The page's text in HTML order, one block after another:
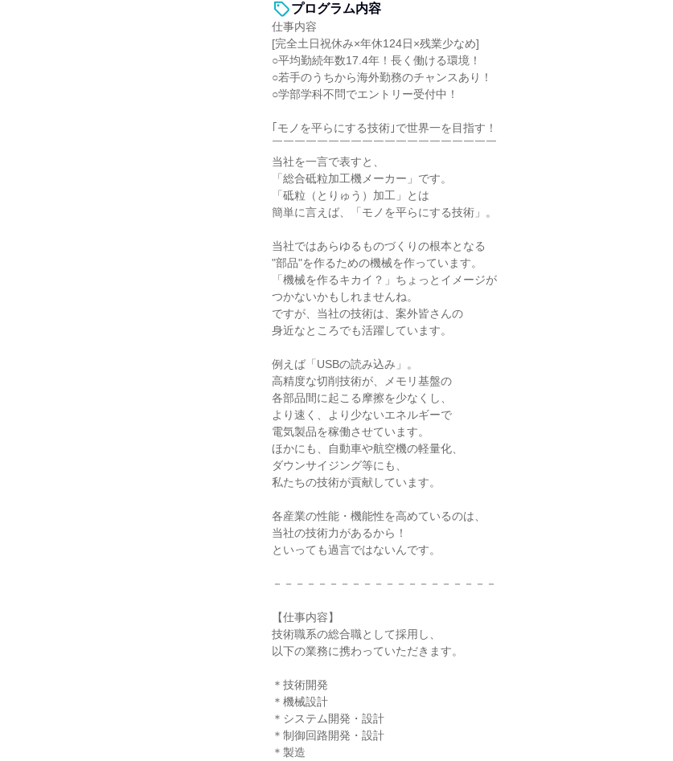
プログラム内容
仕事内容
[完全土日祝休み×年休124日×残業少なめ]
○平均勤続年数17.4年！長く働ける環境！
○若手のうちから海外勤務のチャンスあり！
○学部学科不問でエントリー受付中！
｢モノを平らにする技術｣で世界一を目指す！
￣￣￣￣￣￣￣￣￣￣￣￣￣￣￣￣￣￣￣￣
当社を一言で表すと、
「総合砥粒加工機メーカー」です。
「砥粒（とりゅう）加工」とは
簡単に言えば、「モノを平らにする技術」。
当社ではあらゆるものづくりの根本となる
"部品"を作るための機械を作っています。
「機械を作るキカイ？」ちょっとイメージが
つかないかもしれませんね。
ですが、当社の技術は、案外皆さんの
身近なところでも活躍しています。
例えば「USBの読み込み」。
高精度な切削技術が、メモリ基盤の
各部品間に起こる摩擦を少なくし、
より速く、より少ないエネルギーで
電気製品を稼働させています。
ほかにも、自動車や航空機の軽量化、
ダウンサイジング等にも、
私たちの技術が貢献しています。
各産業の性能・機能性を高めているのは、
当社の技術力があるから！
といっても過言ではないんです。
－－－－－－－－－－－－－－－－－－－－
【仕事内容】
技術職系の総合職として採用し、
以下の業務に携わっていただきます。
＊技術開発
＊機械設計
＊システム開発・設計
＊制御回路開発・設計
＊製造